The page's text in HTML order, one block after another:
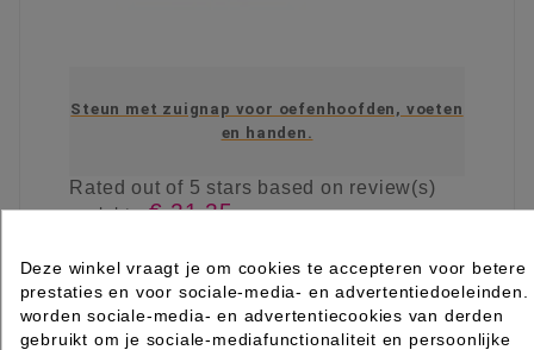
Steun met zuignap voor oefenhoofden, voeten
en handen.
Ratedout of 5 stars based on review(s)
excl. btw€ 21,25
 Levertijd 2 tot 7 werkdagen
IN WINKELWAGEN
Deze winkel vraagt je om cookies te accepteren voor betere
prestaties en voor sociale-media- en advertentiedoeleinden.
worden sociale-media- en advertentiecookies van derden
gebruikt om je sociale-mediafunctionaliteit en persoonlijke